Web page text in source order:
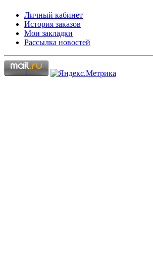
Личный кабинет
История заказов
Мои закладки
Рассылка новостей